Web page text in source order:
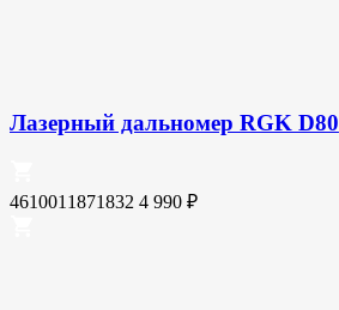
Лазерный дальномер RGK D80
4610011871832 4 990 ₽